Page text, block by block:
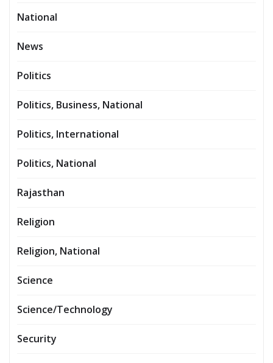
National
News
Politics
Politics, Business, National
Politics, International
Politics, National
Rajasthan
Religion
Religion, National
Science
Science/Technology
Security